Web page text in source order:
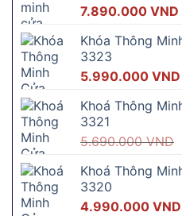
7.890.000 VND
Khóa Thông
3323
5.990.000 VND
Khoá Thông
3321
5.690.000VND
Khoá Thông
3320
4.990.000 VND